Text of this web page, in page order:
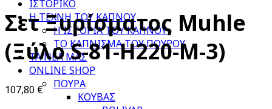
ΙΣΤΟΡΙΚΟ
Η ΤΕΧΝΗ ΤΟΥ ΚΑΠΝΟΥ
Η ΙΣΤΟΡΙΑ ΤΟΥ ΚΑΠΝΟΥ
ΤΟ ΚΑΠΝΙΣΜΑ ΤΟΥ ΠΟΥΡΟΥ
ΤΑ ΝΕΑ ΜΑΣ
ONLINE SHOP
ΠΟΥΡΑ
ΚΟΥΒΑΣ
Σετ Ξυρίσματος Muhle
(Ξύλο S-81-H220-M-3)
107,80 €